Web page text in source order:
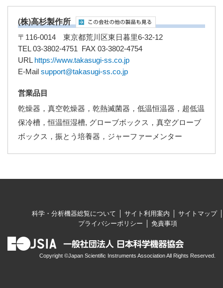
(株)高杉製作所
〒116-0014 東京都荒川区東日暮里6-32-12
TEL 03-3802-4751 FAX 03-3802-4754
URL https://www.takasugi-ss.co.jp
E-Mail support@takasugi-ss.co.jp
営業品目
乾燥器，真空乾燥器，乾熱滅菌器，低温恒温器，超低温
保冷槽，恒温恒湿槽, グローブボックス，真空グローブ
ボックス，振とう培養器，ジャーファーメンター
科学・分析機器総覧について サイト利用案内
サイトマップ
プライバシーポリシー
免責事項
Copyright ©Japan Scientific Instruments Association All Rights Reserved.